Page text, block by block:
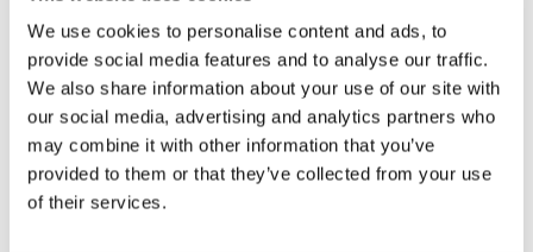
We use cookies to personalise content and ads, to
provide social media features and to analyse our traffic.
We also share information about your use of our site with
our social media, advertising and analytics partners who
may combine it with other information that you’ve
provided to them or that they’ve collected from your use
of their services.
Eckerö tyngs av höga
bränslekostnader men